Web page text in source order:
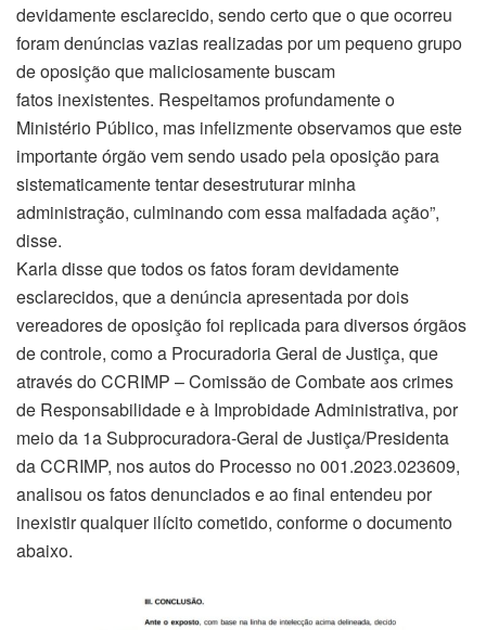
devidamente esclarecido, sendo certo que o que ocorreu
foram denúncias vazias realizadas por um pequeno grupo
de oposição que maliciosamente buscam
fatos inexistentes. Respeitamos profundamente o
Ministério Público, mas infelizmente observamos que este
importante órgão vem sendo usado pela oposição para
sistematicamente tentar desestruturar minha
administração, culminando com essa malfadada ação”,
disse.
Karla disse que todos os fatos foram devidamente
esclarecidos, que a denúncia apresentada por dois
vereadores de oposição foi replicada para diversos órgãos
de controle, como a Procuradoria Geral de Justiça, que
através do CCRIMP – Comissão de Combate aos crimes
de Responsabilidade e à Improbidade Administrativa, por
meio da 1a Subprocuradora-Geral de Justiça/Presidenta
da CCRIMP, nos autos do Processo no 001.2023.023609,
analisou os fatos denunciados e ao final entendeu por
inexistir qualquer ilícito cometido, conforme o documento
abaixo.